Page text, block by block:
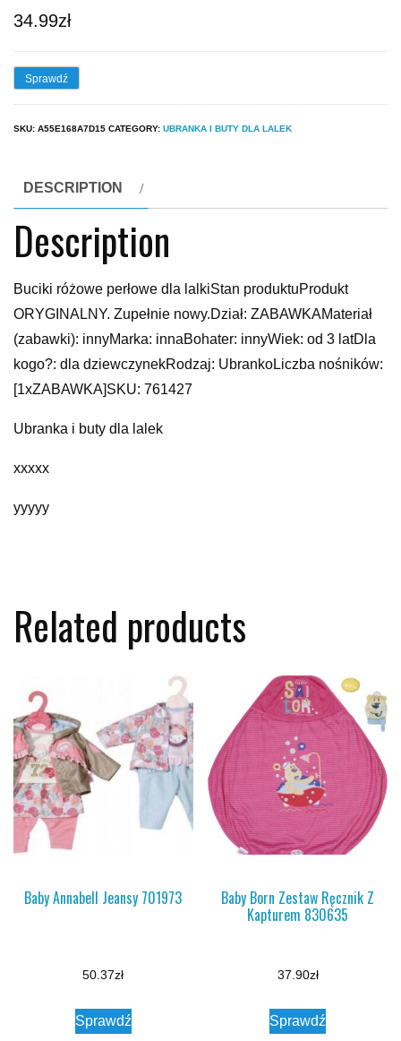
34.99zł
Sprawdź
SKU: A55E168A7D15 CATEGORY: UBRANKA I BUTY DLA LALEK
DESCRIPTION
Description
Buciki różowe perłowe dla lalkiStan produktuProdukt
ORYGINALNY. Zupełnie nowy.Dział: ZABAWKAMateriał
(zabawki): innyMarka: innaBohater: innyWiek: od 3 latDla
kogo?: dla dziewczynekRodzaj: UbrankoLiczba nośników:
[1xZABAWKA]SKU: 761427
Ubranka i buty dla lalek
xxxxx
yyyyy
Related products
Baby Annabell Jeansy 701973
50.37zł
Sprawdź
Baby Born Zestaw Ręcznik Z
Kapturem 830635
37.90zł
Sprawdź